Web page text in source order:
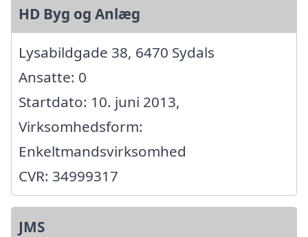
HD Byg og Anlæg
Lysabildgade 38, 6470 Sydals
Ansatte: 0
Startdato: 10. juni 2013,
Virksomhedsform:
Enkeltmandsvirksomhed
CVR: 34999317
JMS